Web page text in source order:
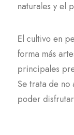
naturales y el
El cultivo en
forma más
principales
Se trata de
poder